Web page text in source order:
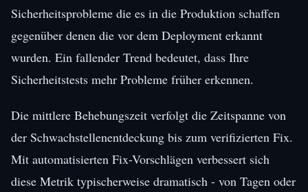
Sicherheitsprobleme die es in die Produktion schaffen
gegenüber denen die vor dem Deployment erkannt
wurden. Ein fallender Trend bedeutet, dass Ihre
Sicherheitstests mehr Probleme früher erkennen.
Die mittlere Behebungszeit verfolgt die Zeitspanne von
der Schwachstellenentdeckung bis zum verifizierten Fix.
Mit automatisierten Fix-Vorschlägen verbessert sich
diese Metrik typischerweise dramatisch - von Tagen oder